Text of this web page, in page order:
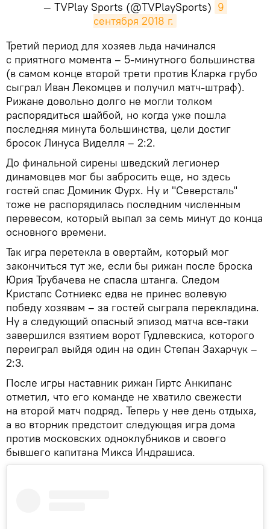
— TVPlay Sports (@TVPlaySports) 9
сентября 2018 г.
​Третий период для хозяев льда начинался
с приятного момента – 5-минутного большинства
(в самом конце второй трети против Кларка грубо
сыграл Иван Лекомцев и получил матч-штраф).
Рижане довольно долго не могли толком
распорядиться шайбой, но когда уже пошла
последняя минута большинства, цели достиг
бросок Линуса Виделля – 2:2.
До финальной сирены шведский легионер
динамовцев мог бы забросить еще, но здесь
гостей спас Доминик Фурх. Ну и "Северсталь"
тоже не распорядилась последним численным
перевесом, который выпал за семь минут до конца
основного времени.
Так игра перетекла в овертайм, который мог
закончиться тут же, если бы рижан после броска
Юрия Трубачева не спасла штанга. Следом
Кристапс Сотниекс едва не принес волевую
победу хозявам – за гостей сыграла перекладина.
Ну а следующий опасный эпизод матча все-таки
завершился взятием ворот Гудлевскиса, которого
переиграл выйдя один на один Степан Захарчук –
2:3.
После игры наставник рижан Гиртс Анкипанс
отметил, что его команде не хватило свежести
на второй матч подряд. Теперь у нее день отдыха,
а во вторник предстоит следующая игра дома
против московских одноклубников и своего
бывшего капитана Микса Индрашиса.